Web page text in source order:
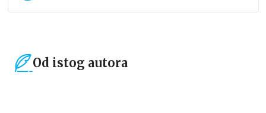
Od istog autora